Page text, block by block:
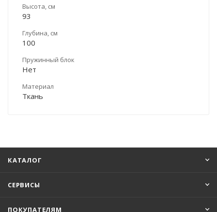
Высота, см
93
Глубина, см
100
Пружинный блок
Нет
Материал
Ткань
КАТАЛОГ
СЕРВИСЫ
ПОКУПАТЕЛЯМ